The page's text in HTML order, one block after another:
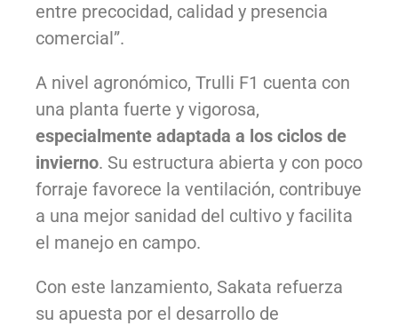
entre precocidad, calidad y presencia
comercial”.
A nivel agronómico, Trulli F1 cuenta con
una planta fuerte y vigorosa,
especialmente adaptada a los ciclos de
invierno. Su estructura abierta y con poco
forraje favorece la ventilación, contribuye
a una mejor sanidad del cultivo y facilita
el manejo en campo.
Con este lanzamiento, Sakata refuerza
su apuesta por el desarrollo de